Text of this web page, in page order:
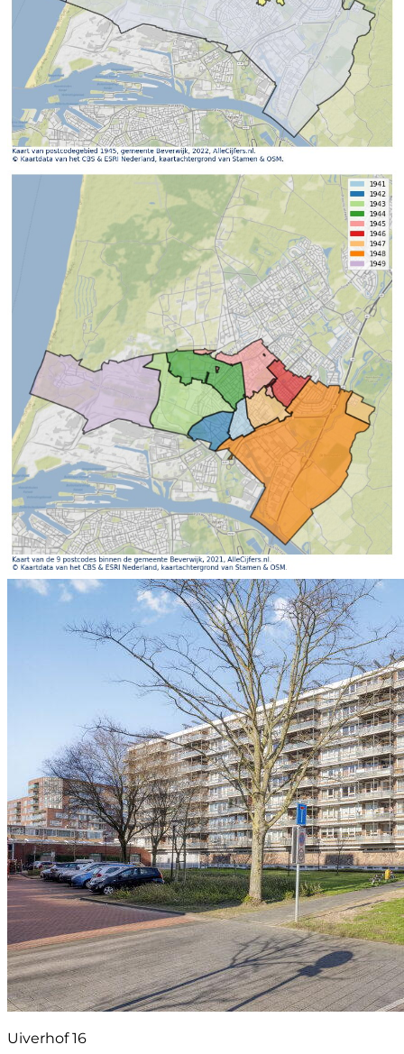
Uiverhof 16